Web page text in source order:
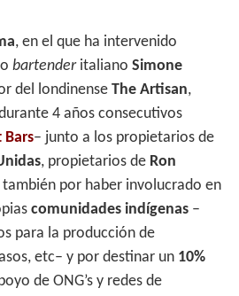
, en el que ha intervenido
bartenderitaliano Simone
del londinense The Artisan,
4 años consecutivos
Bars– junto a los propietarios de
, propietarios de Ron
también por haber involucrado en
comunidades indígenas –
para la producción de
etc– y por destinar un 10%
de ONG’s y redes de